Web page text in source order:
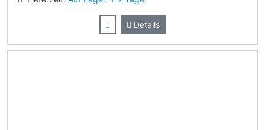
Details